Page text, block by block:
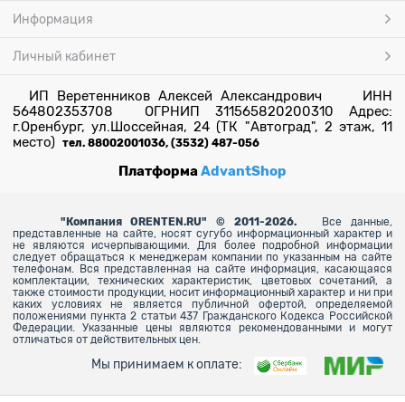
Информация
Личный кабинет
ИП Веретенников Алексей Александрович ИНН
564802353708 ОГРНИП 311565820200310 Адрес:
г.Оренбург, ул.Шоссейная, 24 (ТК "Автоград", 2 этаж, 11
место) тел. 88002001036, (3532) 487-056
ПлатформаAdvantShop
" Компания ORENTEN.RU" © 2011-2026.
Все данные,
представленные на сайте, носят сугубо информационный характер и
не являются исчерпывающими. Для более подробной информации
следует обращаться к менеджерам компании по указанным на сайте
телефонам. Вся представленная на сайте информация, касающаяся
комплектации, технических характеристик, цветовых сочетаний, а
также стоимости продукции, носит информационный характер и ни при
каких условиях не является публичной офертой, определяемой
положениями пункта 2 статьи 437 Гражданского Кодекса Российской
Федерации. Указанные цены являются рекомендованными и могут
отличаться от действительных цен.
Мы принимаем к оплате: